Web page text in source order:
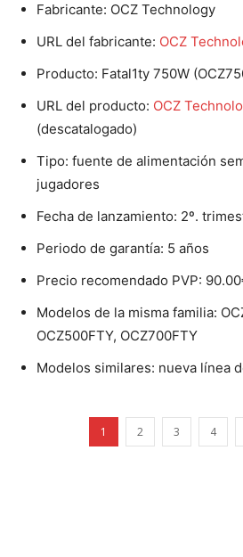
Fabricante: OCZ Technology
URL del fabricante: OCZ
Producto: Fatal1ty 750W
URL del producto: OCZ
(descatalogado)
Tipo: fuente de alimentación
jugadores
Fecha de lanzamiento: 2º.
Periodo de garantía: 5 años
Precio recomendado PVP:
Modelos de la misma familia:
OCZ500FTY, OCZ700FTY
Modelos similares: nueva línea
1 2 3 4